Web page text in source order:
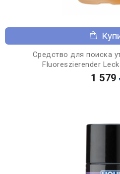
Средство для поиска
Fluoreszierender
1 579